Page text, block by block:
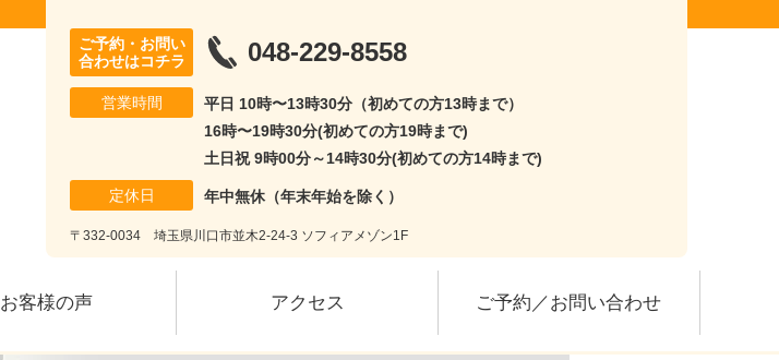
ご予約・お問い
合わせはコチラ
048-229-8558
営業時間
平日 10時〜13時30分（初めての方13時まで）
16時〜19時30分(初めての方19時まで)
土日祝 9時00分～14時30分(初めての方14時まで)
定休日 年中無休（年末年始を除く）
〒332-0034 埼玉県川口市並木2-24-3 ソフィアメゾン1F
お客様の声 アクセス ご予約／お問い合わせ